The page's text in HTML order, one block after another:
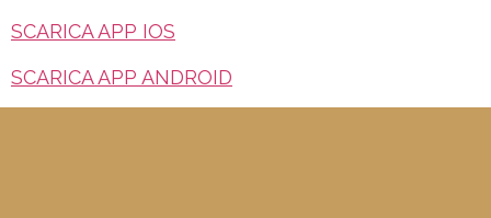
SCARICA APP IOS
SCARICA APP ANDROID